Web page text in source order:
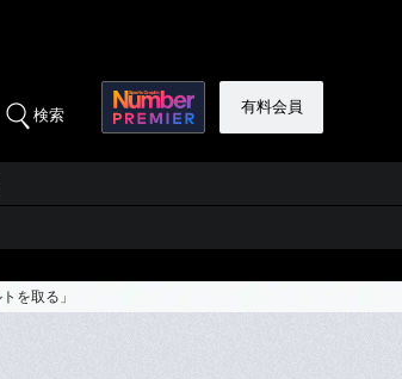
検索 有料会員
を取る」